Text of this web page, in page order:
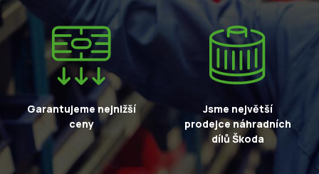
Garantujeme nejnižší
ceny
Jsme největší
prodejce náhradních
dílů Škoda